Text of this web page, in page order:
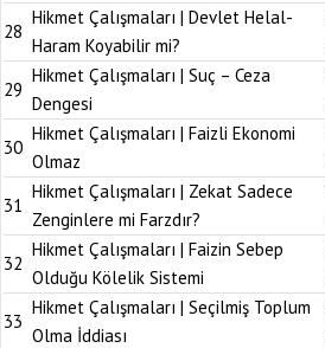
28
Hikmet Çalışmaları | Devlet Helal-
Haram Koyabilir mi?
29
Hikmet Çalışmaları | Suç – Ceza
Dengesi
30
Hikmet Çalışmaları | Faizli Ekonomi
Olmaz
31
Hikmet Çalışmaları | Zekat Sadece
Zenginlere mi Farzdır?
32
Hikmet Çalışmaları | Faizin Sebep
Olduğu Kölelik Sistemi
33
Hikmet Çalışmaları | Seçilmiş Toplum
Olma İddiası